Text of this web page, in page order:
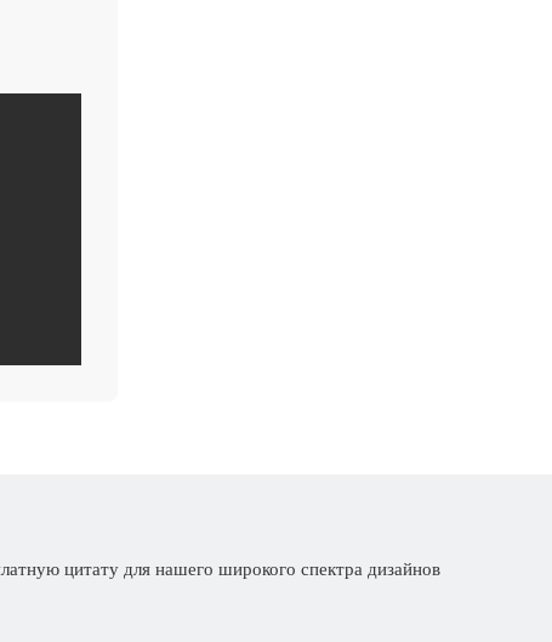
цитату для нашего широкого спектра дизайнов